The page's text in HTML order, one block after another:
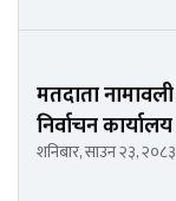
मतदाता
निर्वाचन
शनिबार, साउन २३, २०८३